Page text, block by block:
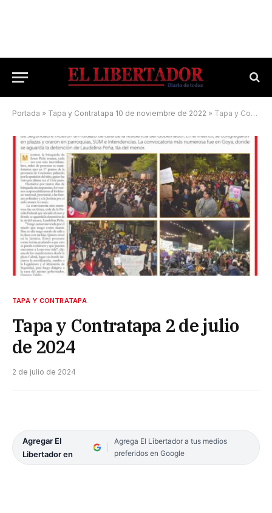
Portada » Tapa y Contratapa 10 de noviembre de 2022 » Tapa y Contratapa 2 de julio de 2024
TAPA Y CONTRATAPA
Tapa y Contratapa 2 de julio
de 2024
2 de julio de 2024
Agregar El
Libertador en
Agrega El Libertador a tus medios
preferidos en Google